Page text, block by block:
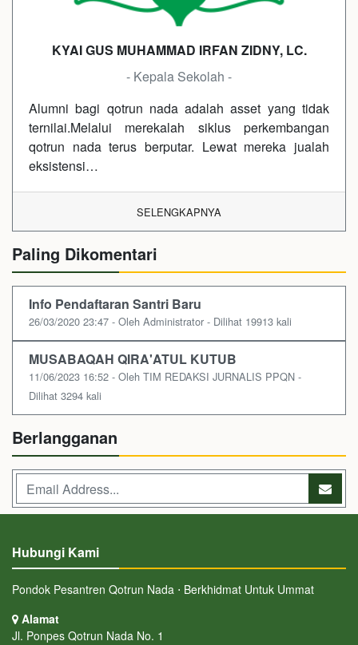
KYAI GUS MUHAMMAD IRFAN ZIDNY, LC.
- Kepala Sekolah -
Alumni bagi qotrun nada adalah asset yang tidak
ternilai.Melalui merekalah siklus perkembangan
qotrun nada terus berputar. Lewat mereka jualah
eksistensi…
SELENGKAPNYA
Paling Dikomentari
Info Pendaftaran Santri Baru
26/03/2020 23:47 - Oleh Administrator - Dilihat 19913 kali
MUSABAQAH QIRA'ATUL KUTUB
11/06/2023 16:52 - Oleh TIM REDAKSI JURNALIS PPQN -
Dilihat 3294 kali
Berlangganan
Hubungi Kami
Pondok Pesantren Qotrun Nada ⋅ Berkhidmat Untuk Ummat
Alamat
Jl. Ponpes Qotrun Nada No. 1